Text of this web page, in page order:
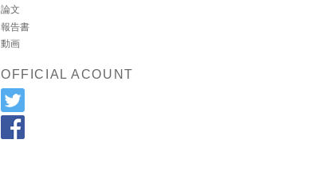
論文
報告書
動画
OFFICIAL ACOUNT